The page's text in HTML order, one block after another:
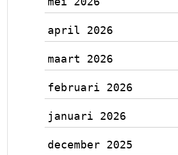
april 2026
maart 2026
februari 2026
januari 2026
december 2025